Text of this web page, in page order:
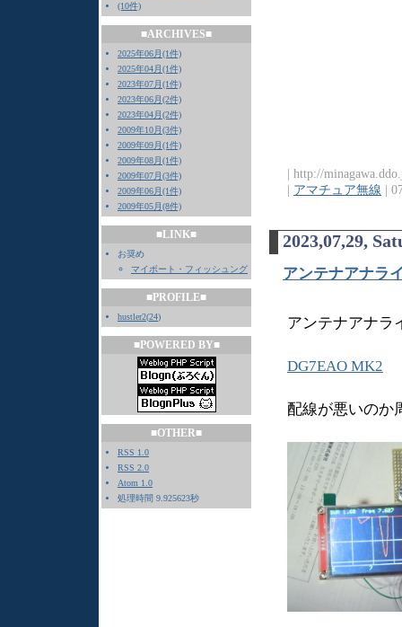
(10件)
■ARCHIVES■
2025年06月(1件)
2025年04月(1件)
2023年07月(1件)
2023年06月(2件)
2023年04月(2件)
2009年10月(3件)
2009年09月(1件)
2009年08月(1件)
2009年07月(3件)
2009年06月(1件)
2009年05月(8件)
■LINK■
お奨め
マイボート・フィッシュング
■PROFILE■
hustler2(24)
■POWERED BY■
■OTHER■
RSS 1.0
RSS 2.0
Atom 1.0
処理時間 9.925623秒
| http://
| アマチュア無線 |
2023,07,29,
アンテナアナ
アンテナアナラ
DG7EAO MK2
配線が悪いのか